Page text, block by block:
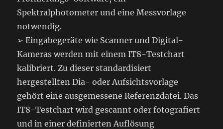
Spektralphotometer und eine Messvorlage
notwendig.
➢ Eingabegeräte wie Scanner und Digital-
Kameras werden mit einem IT8-Testchart
kalibriert. Zu dieser standardisiert
hergestellten Dia- oder Aufsichtsvorlage
gehört eine ausgemessene Referenzdatei. Das
IT8-Testchart wird gescannt oder fotografiert
und in einer definierten Auflösung